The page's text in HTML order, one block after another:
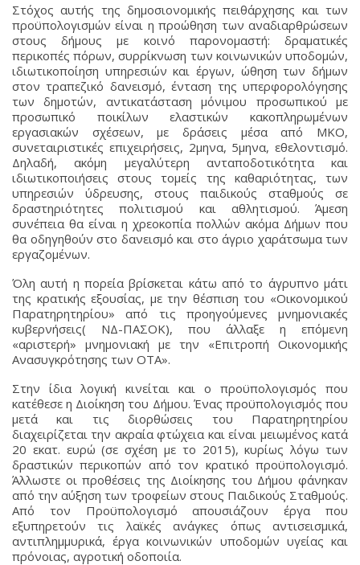
Στόχος αυτής της δημοσιονομικής πειθάρχησης και των
προϋπολογισμών είναι η προώθηση των αναδιαρθρώσεων
στους δήμους με κοινό παρονομαστή: δραματικές
περικοπές πόρων, συρρίκνωση των κοινωνικών υποδομών,
ιδιωτικοποίηση υπηρεσιών και έργων, ώθηση των δήμων
στον τραπεζικό δανεισμό, ένταση της υπερφορολόγησης
των δημοτών, αντικατάσταση μόνιμου προσωπικού με
προσωπικό ποικίλων ελαστικών κακοπληρωμένων
εργασιακών σχέσεων, με δράσεις μέσα από ΜΚΟ,
συνεταιριστικές επιχειρήσεις, 2μηνα, 5μηνα, εθελοντισμό.
Δηλαδή, ακόμη μεγαλύτερη ανταποδοτικότητα και
ιδιωτικοποιήσεις στους τομείς της καθαριότητας, των
υπηρεσιών ύδρευσης, στους παιδικούς σταθμούς σε
δραστηριότητες πολιτισμού και αθλητισμού. Άμεση
συνέπεια θα είναι η χρεοκοπία πολλών ακόμα Δήμων που
θα οδηγηθούν στο δανεισμό και στο άγριο χαράτσωμα των
εργαζομένων.
Όλη αυτή η πορεία βρίσκεται κάτω από το άγρυπνο μάτι
της κρατικής εξουσίας, με την θέσπιση του «Οικονομικού
Παρατηρητηρίου» από τις προηγούμενες μνημονιακές
κυβερνήσεις( ΝΔ-ΠΑΣΟΚ), που άλλαξε η επόμενη
«αριστερή» μνημονιακή με την «Επιτροπή Οικονομικής
Ανασυγκρότησης των ΟΤΑ».
Στην ίδια λογική κινείται και ο προϋπολογισμός που
κατέθεσε η Διοίκηση του Δήμου. Ένας προϋπολογισμός που
μετά και τις διορθώσεις του Παρατηρητηρίου
διαχειρίζεται την ακραία φτώχεια και είναι μειωμένος κατά
20 εκατ. ευρώ (σε σχέση με το 2015), κυρίως λόγω των
δραστικών περικοπών από τον κρατικό προϋπολογισμό.
Άλλωστε οι προθέσεις της Διοίκησης του Δήμου φάνηκαν
από την αύξηση των τροφείων στους Παιδικούς Σταθμούς.
Από τον Προϋπολογισμό απουσιάζουν έργα που
εξυπηρετούν τις λαϊκές ανάγκες όπως αντισεισμικά,
αντιπλημμυρικά, έργα κοινωνικών υποδομών υγείας και
πρόνοιας, αγροτική οδοποιία.